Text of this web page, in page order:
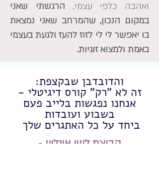
ואהבה כלפי עצמי, הרגשתי שאני
במקום הנכון, שהמרחב שאני נמצאת
בו יאפשר לי לי לזוז להעז ולגעת בעצמי
באמת ולמצוא זוגיות.
והדובדבן שבקצפת:
זה לא "רק" קורס דיגיטלי -
אנחנו נפגשות בלייב פעם
בשבוע ועובדות
ביחד על כל האתגרים שלך
קבוצת ליווי אונליין -